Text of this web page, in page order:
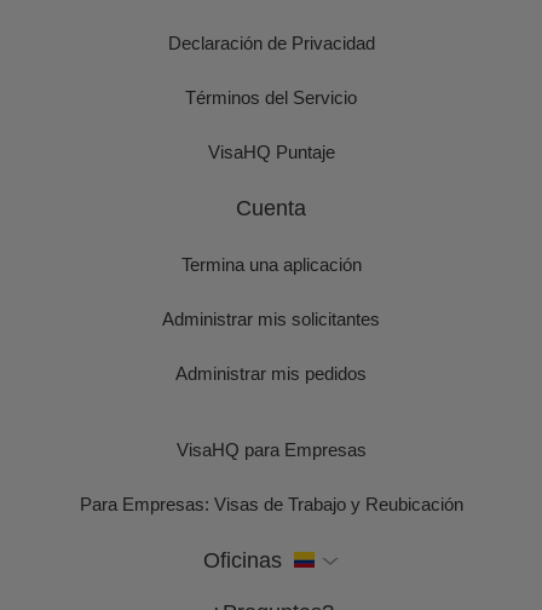
Declaración de Privacidad
Términos del Servicio
VisaHQ Puntaje
Cuenta
Termina una aplicación
Administrar mis solicitantes
Administrar mis pedidos
VisaHQ para Empresas
Para Empresas: Visas de Trabajo y Reubicación
Oficinas